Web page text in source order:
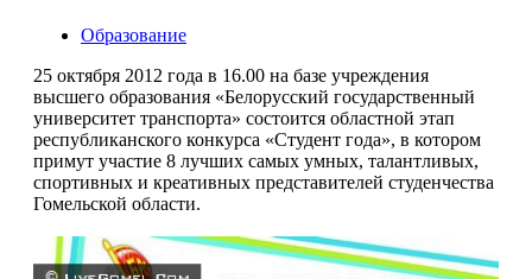
Образование
25 октября 2012 года в 16.00 на базе учреждения
высшего образования «Белорусский государственный
университет транспорта» состоится областной этап
республиканского конкурса «Студент года», в котором
примут участие 8 лучших самых умных, талантливых,
спортивных и креативных представителей студенчества
Гомельской области.